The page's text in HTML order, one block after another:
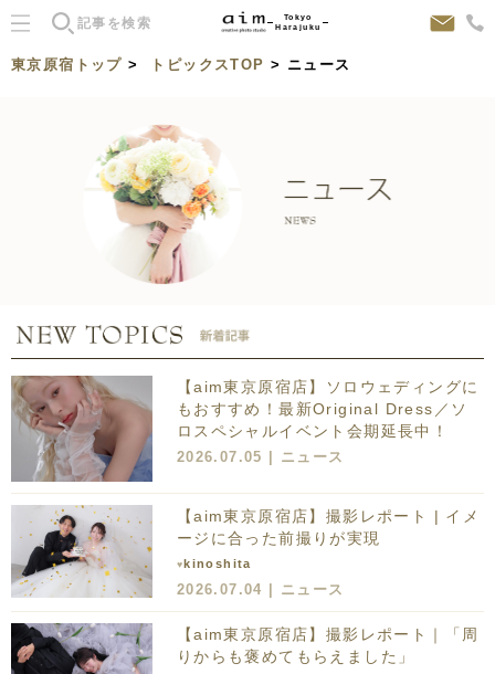
Tokyo
Harajuku
東京原宿トップ > トピックスTOP > ニュース
【aim東京原宿店】ソロウェディングに
もおすすめ！最新Original Dress／ソ
ロスペシャルイベント会期延長中！
2026.07.05 | ニュース
【aim東京原宿店】撮影レポート
| イメ
ージに合った前撮りが実現
♥ kinoshita
2026.07.04 | ニュース
【aim東京原宿店】撮影レポート
｜「周
りからも褒めてもらえました」